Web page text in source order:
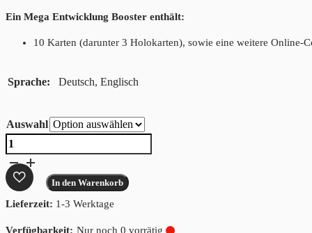
Ein Mega Entwicklung Booster enthält:
10 Karten (darunter 3 Holokarten), sowie eine weitere Online-
Sprache Deutsch, Englisch
Auswahl
Pokemon
Mega
Entwicklung
Booster
Menge
In den Warenkorb
Lieferzeit: 1-3 Werktage
Nur noch 0 vorrätig